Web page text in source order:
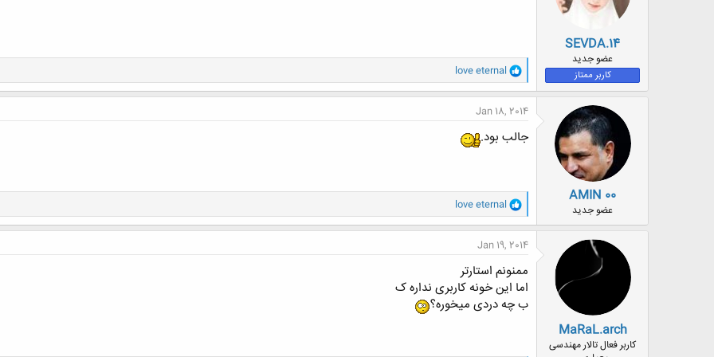
SEVDA.14
عضو جدید
کاربر ممتاز
و
ا
ک
ش
ه
ا
love eternal
AMIN 00
عضو جدید
Jan 18, 2014
جالب بود.
و
ا
ک
ش
ه
ا
:
love eternal
MaRaL.arch
کاربر فعال تالار مهندسی
Jan 19, 2014
ممنونم استارتر
اما این خونه کاربری نداره ک
ب چه دردی میخوره؟